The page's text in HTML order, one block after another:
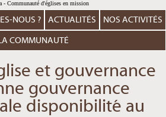
NOUS ? ACTUALITÉS NOS ACTIVITÉS
COMMUNAUTÉ
et gouvernance
gouvernance
disponibilité au